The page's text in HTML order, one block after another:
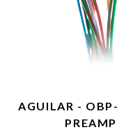
AGUILAR -
PREAMP